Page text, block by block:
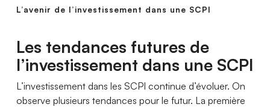
L’avenir de l’investissement dans une SCPI
Les tendances futures de
l’investissement dans une SCPI
L’investissement dans les SCPI continue d’évoluer. On
observe plusieurs tendances pour le futur. La première